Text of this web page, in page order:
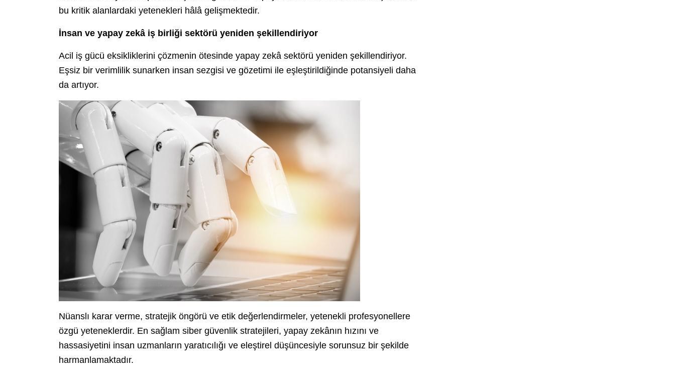
bu kritik alanlardaki yetenekleri hâlâ gelişmektedir.
İnsan ve yapay zekâ iş birliği sektörü yeniden şekillendiriyor
Acil iş gücü eksikliklerini çözmenin ötesinde yapay zekâ sektörü yeniden şekillendiriyor.
Eşsiz bir verimlilik sunarken insan sezgisi ve gözetimi ile eşleştirildiğinde potansiyeli daha
da artıyor.
Nüanslı karar verme, stratejik öngörü ve etik değerlendirmeler, yetenekli profesyonellere
özgü yeteneklerdir. En sağlam siber güvenlik stratejileri, yapay zekânın hızını ve
hassasiyetini insan uzmanların yaratıcılığı ve eleştirel düşüncesiyle sorunsuz bir şekilde
harmanlamaktadır.